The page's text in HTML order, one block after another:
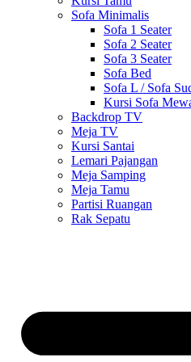
Sofa Minimalis
Sofa 1 Seater
Sofa 2 Seater
Sofa 3 Seater
Sofa Bed
Sofa L / Sofa
Kursi Sofa
Backdrop TV
Meja TV
Kursi Santai
Lemari Pajangan
Meja Samping
Meja Tamu
Partisi Ruangan
Rak Sepatu